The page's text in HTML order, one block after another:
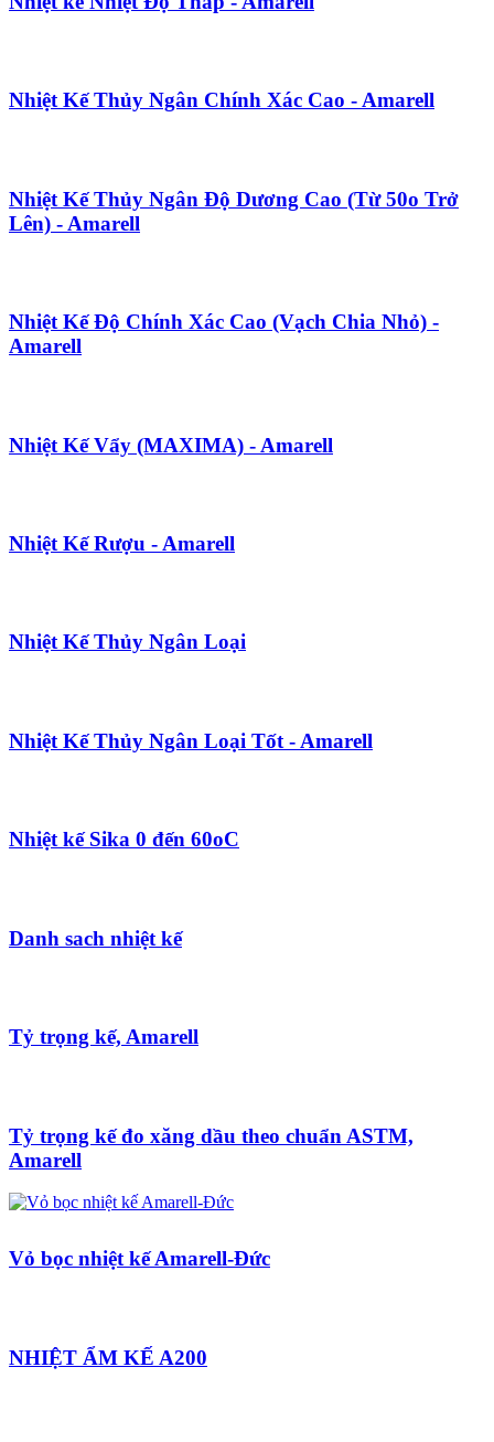
Nhiệt Kế Thủy Ngân Chính Xác Cao - Amarell
Nhiệt Kế Thủy Ngân Độ Dương Cao (Từ 50o Trở
Lên) - Amarell
Nhiệt Kế Độ Chính Xác Cao (Vạch Chia Nhỏ) -
Amarell
Nhiệt Kế Vẩy (MAXIMA) - Amarell
Nhiệt Kế Rượu - Amarell
Nhiệt Kế Thủy Ngân Loại
Nhiệt Kế Thủy Ngân Loại Tốt - Amarell
Nhiệt kế Sika 0 đến 60oC
Danh sach nhiệt kế
Tỷ trọng kế, Amarell
Tỷ trọng kế đo xăng dầu theo chuẩn ASTM,
Amarell
Vỏ bọc nhiệt kế Amarell-Đức
NHIỆT ẨM KẾ A200